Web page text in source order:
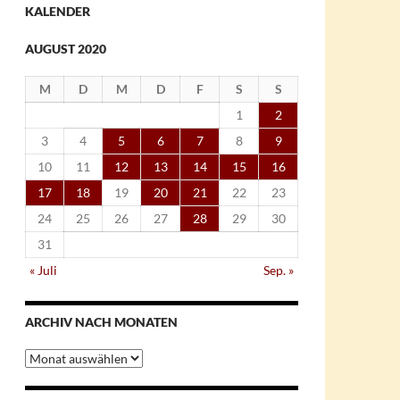
KALENDER
AUGUST 2020
M D M D F S
S
1
2
3
4 5 6 7 8
9
10
11 12 13 14 15
16
17
18 19 20 21 22
23
24
25 26 27 28 29
30
31
« Juli
Sep. »
ARCHIV NACH MONATEN
Archiv
nach
Monaten